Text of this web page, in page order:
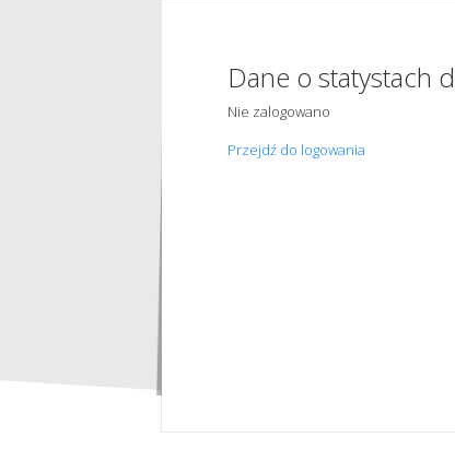
Dane o statystach
Nie zalogowano
Przejdź do logowania